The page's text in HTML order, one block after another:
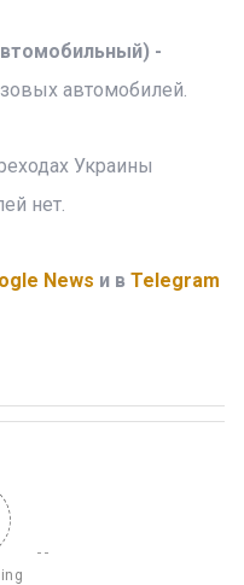
-
автомобилей.
Украины
нет.
News и в Telegram